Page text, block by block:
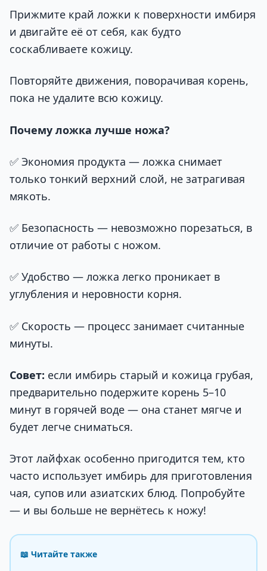
Прижмите край ложки к поверхности имбиря
и двигайте её от себя, как будто
соскабливаете кожицу.
Повторяйте движения, поворачивая корень,
пока не удалите всю кожицу.
Почему ложка лучше ножа?
✅ Экономия продукта — ложка снимает
только тонкий верхний слой, не затрагивая
мякоть.
✅ Безопасность — невозможно порезаться, в
отличие от работы с ножом.
✅ Удобство — ложка легко проникает в
углубления и неровности корня.
✅ Скорость — процесс занимает считанные
минуты.
Совет: если имбирь старый и кожица грубая,
предварительно подержите корень 5–10
минут в горячей воде — она станет мягче и
будет легче сниматься.
Этот лайфхак особенно пригодится тем, кто
часто использует имбирь для приготовления
чая, супов или азиатских блюд. Попробуйте
— и вы больше не вернётесь к ножу!
📖 Читайте также